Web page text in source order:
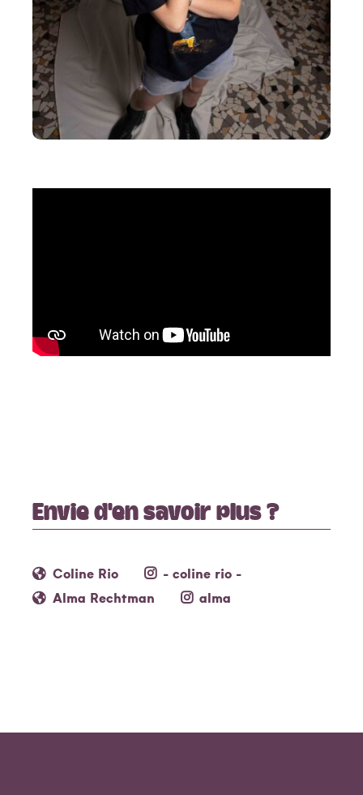
Envie d'en savoir plus ?
Coline Rio
- coline rio -
Alma Rechtman
alma